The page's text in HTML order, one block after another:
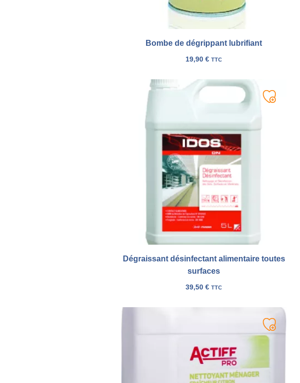
Bombe de dégrippant lubrifiant
19,90€ TTC
Dégraissant désinfectant alimentaire toutes
surfaces
39,50€ TTC
Ajouter
Ajouter
à